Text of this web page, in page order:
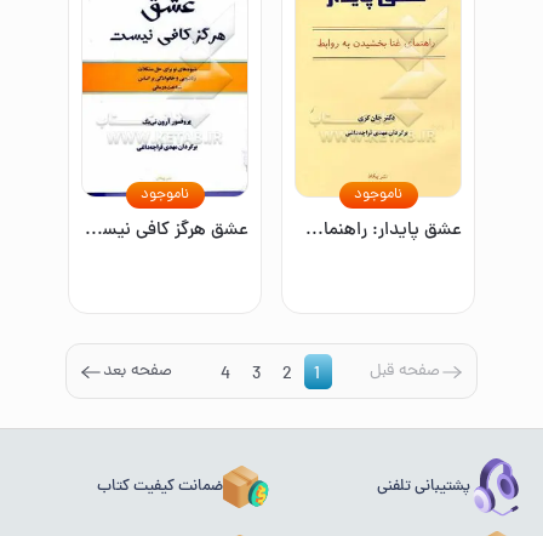
عشق پایدار: راهنمای غنا بخشیدن به روابط
ناموجود
عشق هرگز کافی نیست: شیوه‌های نو برای حل مشکلات زناشویی و خانوادگی بر اساس شناخت‌درمانی
ناموجود
صفحه قبل 1
2
3
4 صفحه بعد
پشتیبانی تلفنی ضمانت کیفیت کتاب